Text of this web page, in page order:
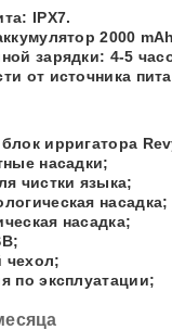
IPX7.
2000
зарядки: 4-5
от источника
ирригатора
насадки;
чистки языка;
насадка;
насадка;
по эксплуатации;